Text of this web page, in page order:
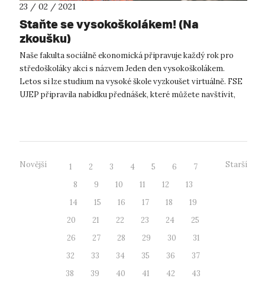
23 / 02 / 2021
Staňte se vysokoškolákem! (Na
zkoušku)
Naše fakulta sociálně ekonomická připravuje každý rok pro
středoškoláky akci s názvem Jeden den vysokoškolákem.
Letos si lze studium na vysoké škole vyzkoušet virtuálně. FSE
UJEP připravila nabídku přednášek, které můžete navštívit,
Novější 1 2 3 4 5 6
7
8
9 10 11 12
13
14
15 16 17 18
19
20
21 22 23 24
25
26
27 28 29 30
31
32
33 34 35 36
37
38
39 40 41 42
43
Starší